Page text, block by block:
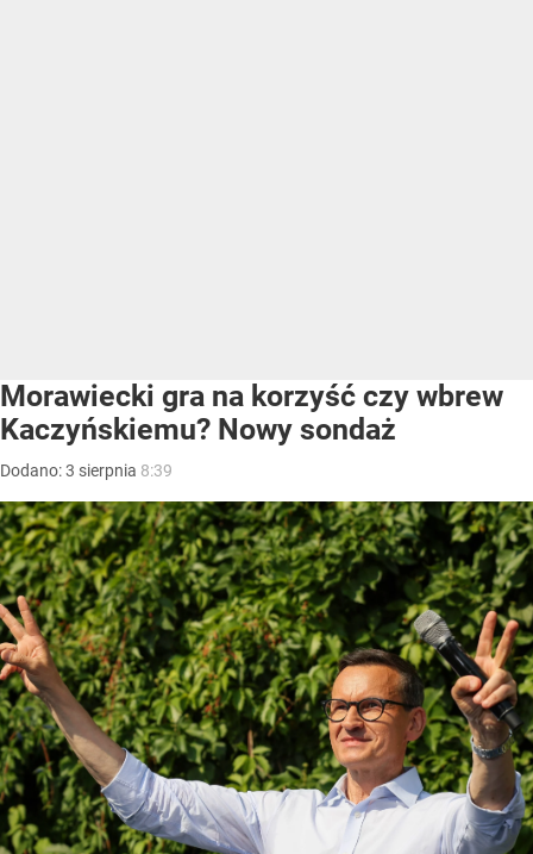
Morawiecki gra na korzyść czy wbrew
Kaczyńskiemu? Nowy sondaż
Dodano:3 sierpnia 8:39